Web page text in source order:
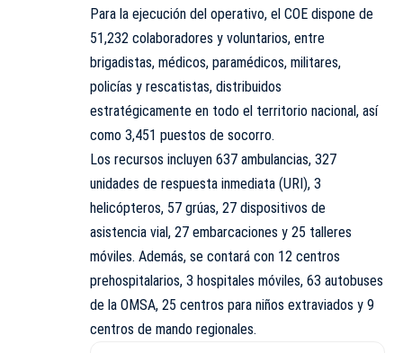
Para la ejecución del operativo, el COE dispone de
51,232 colaboradores y voluntarios, entre
brigadistas, médicos, paramédicos, militares,
policías y rescatistas, distribuidos
estratégicamente en todo el territorio nacional, así
como 3,451 puestos de socorro.
Los recursos incluyen 637 ambulancias, 327
unidades de respuesta inmediata (URI), 3
helicópteros, 57 grúas, 27 dispositivos de
asistencia vial, 27 embarcaciones y 25 talleres
móviles. Además, se contará con 12 centros
prehospitalarios, 3 hospitales móviles, 63 autobuses
de la OMSA, 25 centros para niños extraviados y 9
centros de mando regionales.